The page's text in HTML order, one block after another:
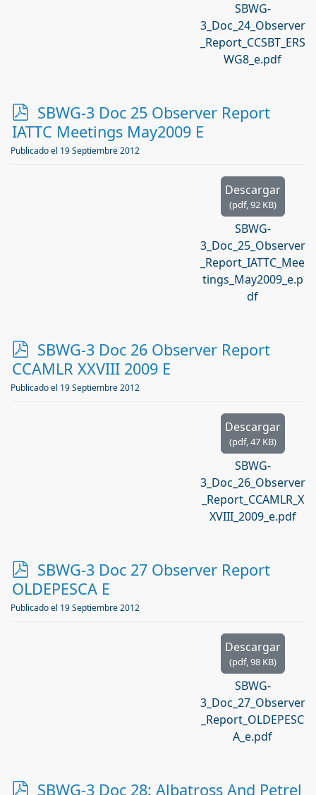
SBWG-
3_Doc_24_Observer
_Report_CCSBT_ERS
WG8_e.pdf
p
d
f
SBWG-3 Doc 25 Observer Report
IATTC Meetings May2009 E
Publicado el 19 Septiembre 2012
Descargar
(pdf,92 KB)
SBWG-
3_Doc_25_Observer
_Report_IATTC_Mee
tings_May2009_e.p
df
p
d
f
SBWG-3 Doc 26 Observer Report
CCAMLR XXVIII 2009 E
Publicado el 19 Septiembre 2012
Descargar
(pdf,47 KB)
SBWG-
3_Doc_26_Observer
_Report_CCAMLR_X
XVIII_2009_e.pdf
p
d
f
SBWG-3 Doc 27 Observer Report
OLDEPESCA E
Publicado el 19 Septiembre 2012
Descargar
(pdf,98 KB)
SBWG-
3_Doc_27_Observer
_Report_OLDEPESC
A_e.pdf
p
SBWG-3 Doc 28: Albatross And Petrel